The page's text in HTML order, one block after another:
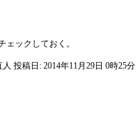
ェックしておく。
投稿日: 2014年11月29日 0時25分